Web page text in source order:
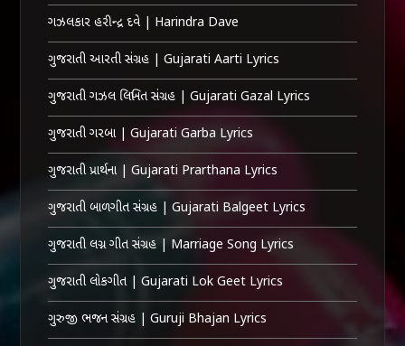
ગઝલકાર હરીન્દ્ર દવે | Harindra Dave
ગુજરાતી આરતી સંગ્રહ | Gujarati Aarti Lyrics
ગુજરાતી ગઝલ લિખિત સંગ્રહ | Gujarati Gazal Lyrics
ગુજરાતી ગરબા | Gujarati Garba Lyrics
ગુજરાતી પ્રાર્થના | Gujarati Prarthana Lyrics
ગુજરાતી બાળગીત સંગ્રહ | Gujarati Balgeet Lyrics
ગુજરાતી લગ્ન ગીત સંગ્રહ | Marriage Song Lyrics
ગુજરાતી લોકગીત | Gujarati Lok Geet Lyrics
ગુરુજી ભજન સંગ્રહ | Guruji Bhajan Lyrics